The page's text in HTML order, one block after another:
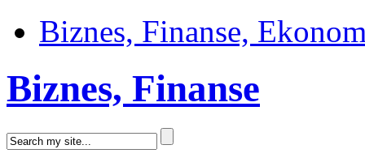
Biznes, Finanse,
Biznes, Finanse